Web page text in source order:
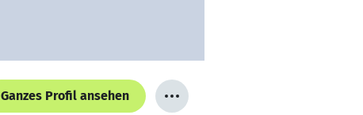
Ganzes Profil ansehen